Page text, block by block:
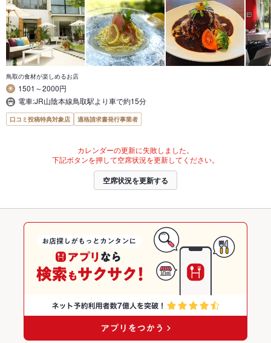
鳥取の食材が楽しめるお店
1501～2000円
電車:JR山陰本線鳥取駅より車で約15分
口コミ投稿特典対象店 適格請求書発行事業者
カレンダーの更新に失敗しました。
下記ボタンを押して空席状況を更新してください。
空席状況を更新する